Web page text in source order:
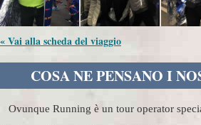
« Vai alla scheda del viaggio
COSA NE PENSANO I
Ovunque Running è un tour operator